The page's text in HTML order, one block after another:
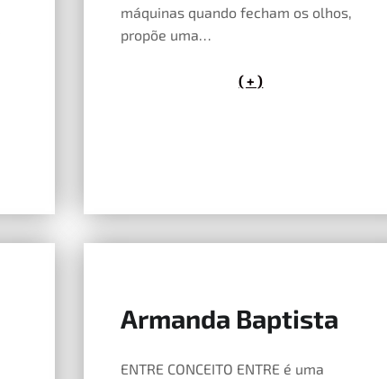
máquinas quando fecham os olhos,
propõe uma…
( + )
Armanda Baptista
ENTRE CONCEITO ENTRE é uma
14 de Maio, 2026